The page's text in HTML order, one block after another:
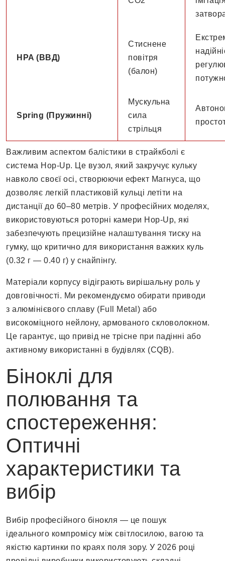
HPA (ВВД)
Стиснене
повітря
(балон)
Spring (Пружинні)
Мускульна
сила
стрільця
Важливим аспектом балістики в страйкболі є
система Hop-Up. Це вузол, який закручує кульку
навколо своєї осі, створюючи ефект Магнуса, що
дозволяє легкій пластиковій кульці летіти на
дистанції до 60–80 метрів. У професійних моделях,
використовуються роторні камери Hop-Up, які
забезпечують прецизійне налаштування тиску на
гумку, що критично для використання важких куль
(0.32 г — 0.40 г) у снайпінгу.
Матеріали корпусу відіграють вирішальну роль у
довговічності. Ми рекомендуємо обирати приводи
з алюмінієвого сплаву (Full Metal) або
високоміцного нейлону, армованого скловолокном.
Це гарантує, що привід не трісне при падінні або
активному використанні в будівлях (CQB).
Біноклі для
полювання та
спостереження:
Оптичні
характеристики та
вибір
Вибір професійного бінокля — це пошук
ідеального компромісу між світлосилою, вагою та
якістю картинки по краях поля зору. У 2026 році